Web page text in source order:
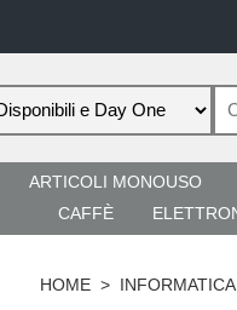
ARTICOLI MONOUSO
CAFFÈ
HOME > INFORMATICA